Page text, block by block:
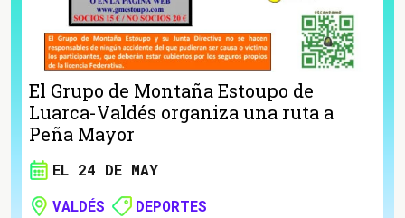
El Grupo de Montaña Estoupo de
Luarca-Valdés organiza una ruta a
Peña Mayor
EL 24 DE MAY
VALDÉS
DEPORTES